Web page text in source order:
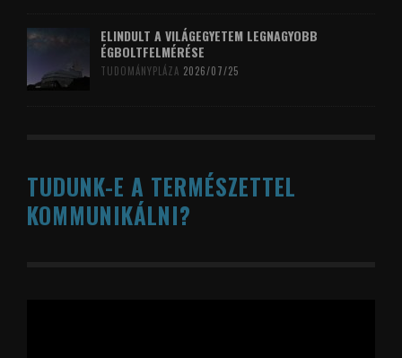
ELINDULT A VILÁGEGYETEM LEGNAGYOBB
ÉGBOLTFELMÉRÉSE
TUDOMÁNYPLÁZA 2026/07/25
TUDUNK-E A TERMÉSZETTEL
KOMMUNIKÁLNI?